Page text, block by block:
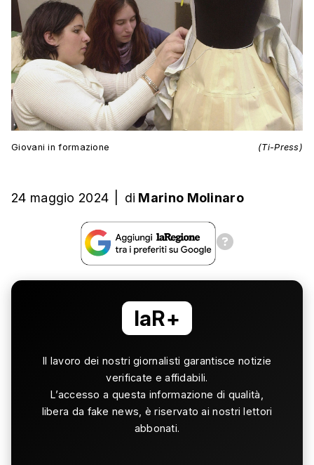
Giovani in formazione (Ti-Press)
24 maggio 2024 di Marino Molinaro
laR+
Il lavoro dei nostri giornalisti garantisce notizie
verificate e affidabili.
L’accesso a questa informazione di qualità,
libera da fake news, è riservato ai nostri lettori
abbonati.